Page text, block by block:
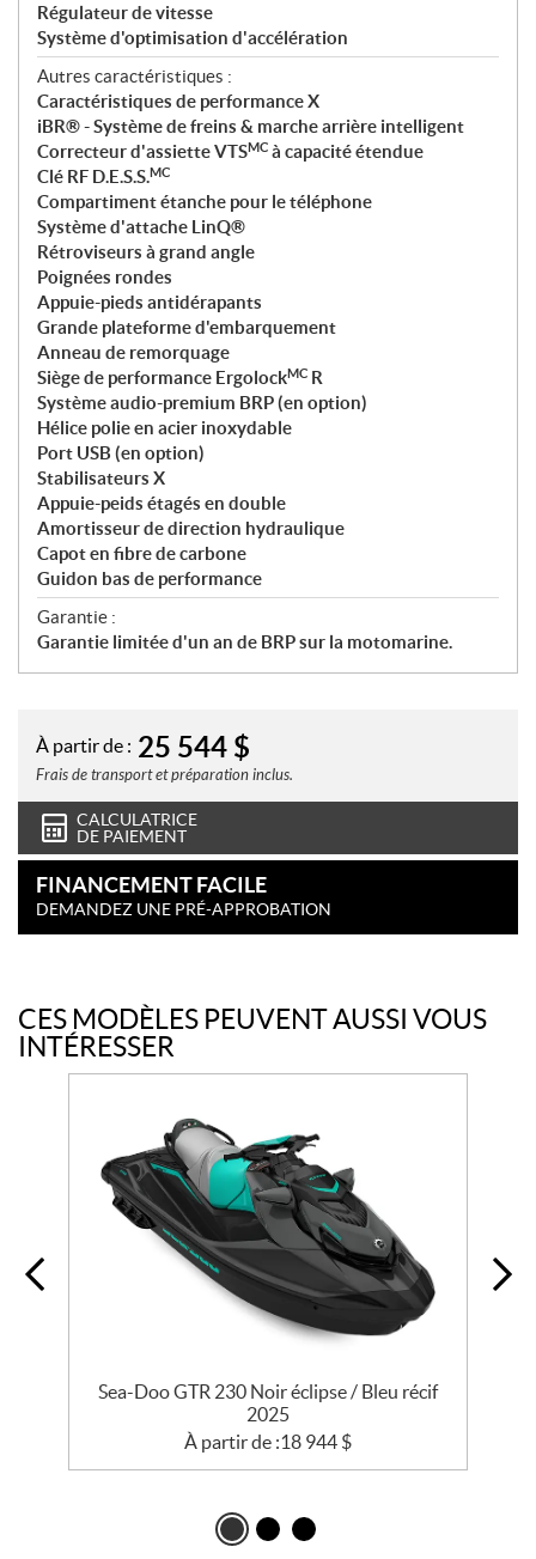
Régulateur de vitesse
Système d'optimisation d'accélération
Autres caractéristiques :
Caractéristiques de performance X
iBR® - Système de freins & marche arrière intelligent
Correcteur d'assiette VTSMC à capacité étendue
Clé RF D.E.S.S.MC
Compartiment étanche pour le téléphone
Système d'attache LinQ®
Rétroviseurs à grand angle
Poignées rondes
Appuie-pieds antidérapants
Grande plateforme d'embarquement
Anneau de remorquage
Siège de performance ErgolockMC R
Système audio-premium BRP (en option)
Hélice polie en acier inoxydable
Port USB (en option)
Stabilisateurs X
Appuie-peids étagés en double
Amortisseur de direction hydraulique
Capot en fibre de carbone
Guidon bas de performance
Garantie :
Garantie limitée d'un an de BRP sur la motomarine.
À partir de : 25 544 $
Frais de transport et préparation inclus.
CALCULATRICE
DE PAIEMENT
FINANCEMENT FACILE
DEMANDEZ UNE PRÉ-APPROBATION
CES MODÈLES PEUVENT AUSSI VOUS
INTÉRESSER
Sea-Doo GTR 230 Noir éclipse / Bleu récif
2025
À partir de :18 944 $